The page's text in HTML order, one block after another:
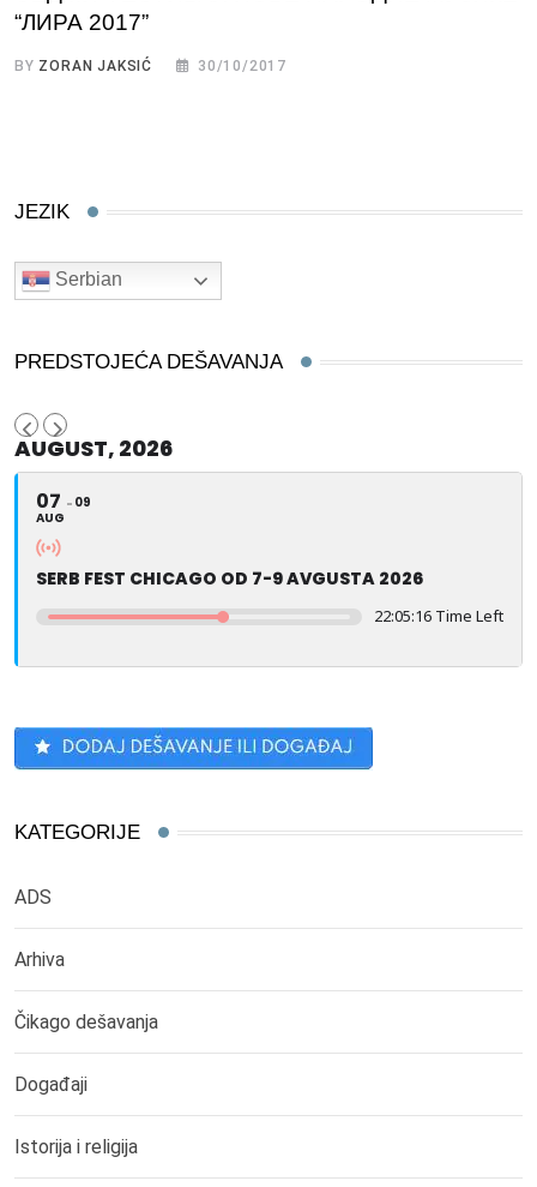
“ЛИРА 2017”
BY ZORAN JAKSIĆ 30/10/2017
JEZIK
Serbian
PREDSTOJEĆA DEŠAVANJA
AUGUST, 2026
07
AUG
09
SERB FEST CHICAGO OD 7-9 AVGUSTA 2026
22:05:16 Time Left
KATEGORIJE
ADS
Arhiva
Čikago dešavanja
Događaji
Istorija i religija